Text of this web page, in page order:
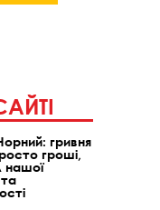
гривня
гроші,
нашої